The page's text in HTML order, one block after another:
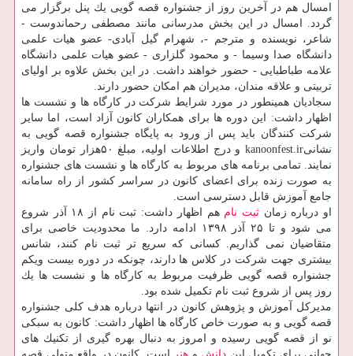
امسال هم در آخرین روز از جشنواره قصه گویی یك پنل برگزار می
گردد. امسال در این بخش مدرسانی مانند مصطفی رحماندوست -
شاعر، نویسنده و مترجم -، شهرام گیل آبادی- عضو هیات علمی
دانشگاه صدا وسیما - و محمود گلزاری - عضو هیات علمی دانشگاه
علامه طباطبایی - حضور خواهند داشت. در این بخش علاوه بر اولیای
تربیتی و علاقه مندان، مدیران هم امكان حضور دارند.
سجادیان همینطور در مورد شرایط شركت در كارگاه ها و نشست ها
اظهار داشت: این دوره ها برای همكاران كانون آزاد است، اما سایر
شركت كنندگان باید پس از ورود به پایگاه جشنواره قصه گویی به
نشانیkanoonfest.ir و درج اطلاعات اولیه، مبلغ ۵۰هزار تومان واریز
نمایند. تمامی برنامه های مربوط به كارگاه ها و نشست های جشنواره
به صورت زنده برای اعضای كانون در سراسر كشور از راه سامانه
جامع آموزش قابل دسترسی است.
او درباره زمانثبت نام
هم اظهار داشت: ثبت نام از ۱۸ آذر شروع
می شود و تا ۲۵ آذر ۱۳۹۸ ادامه دارد. ما محدودیت خاصی برای
متقاضیان نمی گذاریم. كسانی كه سریع تر ثبت نام كنند، شانس
بیشتری جهت شركت در كلاس ها دارند، چونكه در دوره بیست ویكم
جشنواره قصه گویی ظرفیت مربوط به كارگاه ها و نشست ها یك
روز پس از شروع ثبت نام تكمیل شده بود.
مدیركل آموزش و پژوهش كانون در انتها درباره هدف كلی جشنواره
قصه گویی و به صورت خاص كارگاه ها اظهار داشت: كانون به سبكی
نو از قصه گویی رسیده و امروز به دنبال بهره گیری از تكنیك های
جهانی برای تكمیل این دانش و هنر است. كانون در واقع متولی قصه